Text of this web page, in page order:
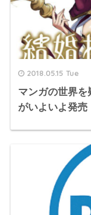
2018.05.15 Tue
マンガの世界を
がいよいよ発売